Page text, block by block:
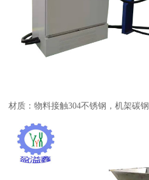
材质：物料接触304不锈钢，机架碳钢